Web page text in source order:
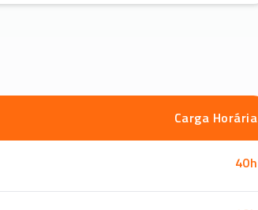
Carga Horária
40h